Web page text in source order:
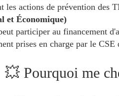
les actions de prévention des
et Économique)
participer au financement
prises en charge par le CSE
💥 Pourquoi me